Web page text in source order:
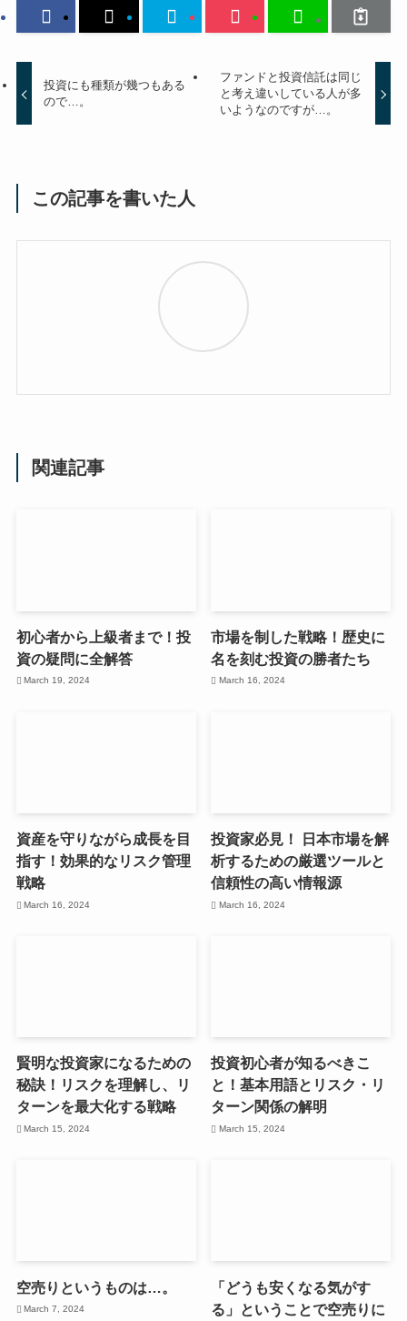
投資にも種類が幾つもある
ので…。
ファンドと投資信託は同じ
と考え違いしている人が多
いようなのですが…。
この記事を書いた人
関連記事
初心者から上級者まで！投
資の疑問に全解答
March 19, 2024
市場を制した戦略！歴史に
名を刻む投資の勝者たち
March 16, 2024
資産を守りながら成長を目
指す！効果的なリスク管理
戦略
March 16, 2024
投資家必見！ 日本市場を解
析するための厳選ツールと
信頼性の高い情報源
March 16, 2024
賢明な投資家になるための
秘訣！リスクを理解し、リ
ターンを最大化する戦略
March 15, 2024
投資初心者が知るべきこ
と！基本用語とリスク・リ
ターン関係の解明
March 15, 2024
空売りというものは…。
March 7, 2024
「どうも安くなる気がす
る」ということで空売りに